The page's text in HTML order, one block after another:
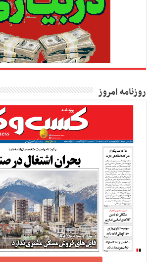
روزنامه امروز